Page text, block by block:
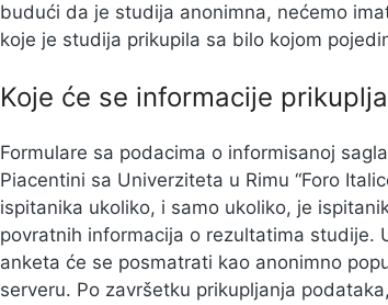
budući da je studija anonimna, nećemo
koje je studija prikupila sa bilo kojom
Koje će se informacije
Formulare sa podacima o informisanoj
Piacentini sa Univerziteta u Rimu “Foro
ispitanika ukoliko, i samo ukoliko, je
povratnih informacija o rezultatima studije.
anketa će se posmatrati kao anonimno
serveru. Po završetku prikupljanja